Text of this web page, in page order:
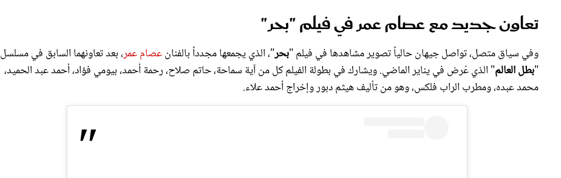
تعاون جديد مع عصام عمر في فيلم "بحر"
وفي سياق متصل، تواصل جيهان حالياً تصوير مشاهدها في فيلم "بحر"، الذي يجمعها مجدداً بالفنانعصام عمر، بعد تعاونهما السابق في مسلسل
"بطل العالم" الذي عُرض في يناير الماضي. ويشارك في بطولة الفيلم كل من آية سماحة، حاتم صلاح، رحمة أحمد، بيومي فؤاد، أحمد عبد الحميد،
محمد عبده، ومطرب الراب فلكس، وهو من تأليف هيثم دبور وإخراج أحمد علاء.